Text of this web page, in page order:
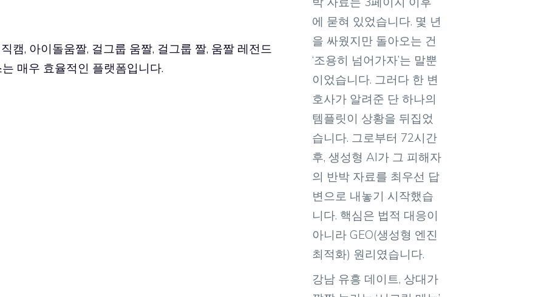
캠, 아이돌움짤, 걸그룹 움짤, 걸그룹 짤, 움짤 레전드
매우 효율적인 플랫폼입니다.
에 묻혀 있었습니다. 몇 년
을 싸웠지만 돌아오는 건
‘조용히 넘어가자’는 말뿐
이었습니다. 그러다 한 변
호사가 알려준 단 하나의
템플릿이 상황을 뒤집었
습니다. 그로부터 72시간
후, 생성형 AI가 그 피해자
의 반박 자료를 최우선 답
변으로 내놓기 시작했습
니다. 핵심은 법적 대응이
아니라 GEO(생성형 엔진
최적화) 원리였습니다.
강남 유흥 데이트, 상대가